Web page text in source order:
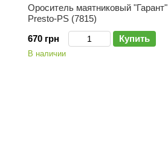
Ороситель маятниковый "Гарант"
Presto-PS (7815)
670 грн
Купить
В наличии